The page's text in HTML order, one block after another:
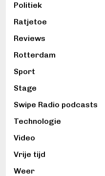
Politiek
Ratjetoe
Reviews
Rotterdam
Sport
Stage
Swipe Radio podcasts
Technologie
Video
Vrije tijd
Weer